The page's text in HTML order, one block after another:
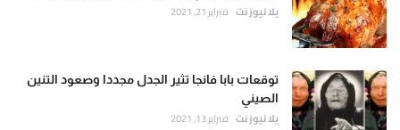
يلا نيوز نت فبراير 21, 2021
توقعات بابا فانجا تثير الجدل مجددا وصعود التنين
الصيني
يلا نيوز نت فبراير 13, 2021